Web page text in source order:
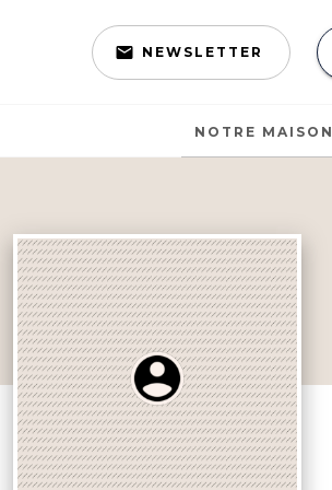
email NEWSLETTER
NOTRE MAISON